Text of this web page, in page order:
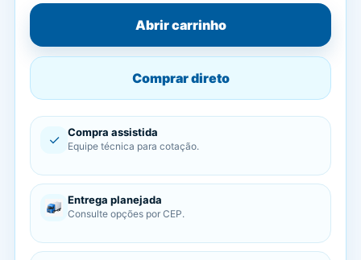
Abrir carrinho
Comprar direto
✓ Compra assistida
Equipe técnica para cotação.
Entrega planejada
Consulte opções por CEP.